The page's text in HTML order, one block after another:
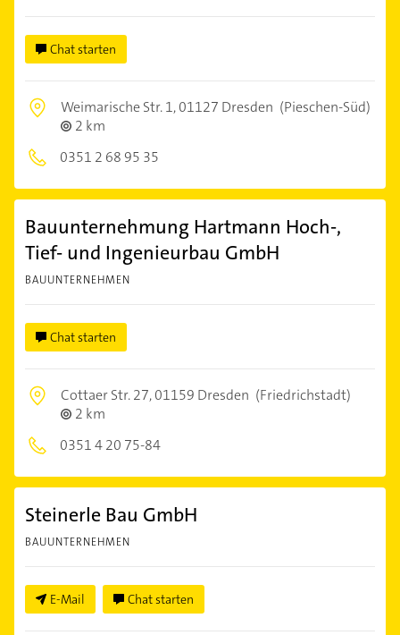
Chat starten
Weimarische Str. 1,01127 Dresden (Pieschen-Süd)
2 km
0351 2 68 95 35
Bauunternehmung Hartmann Hoch-,
Tief- und Ingenieurbau GmbH
BAUUNTERNEHMEN
Chat starten
Cottaer Str. 27,01159 Dresden (Friedrichstadt)
2 km
0351 4 20 75-84
Steinerle Bau GmbH
BAUUNTERNEHMEN
E-Mail Chat starten